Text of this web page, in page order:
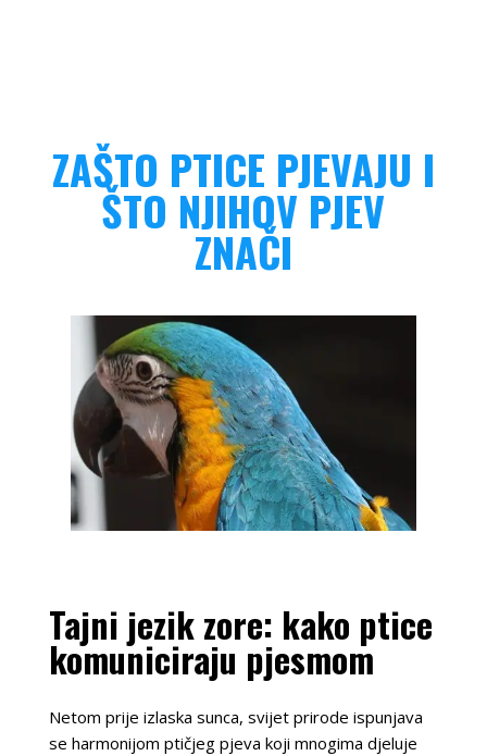
ZAŠTO PTICE PJEVAJU I
ŠTO NJIHOV PJEV
ZNAČI
Tajni jezik zore: kako ptice
komuniciraju pjesmom
Netom prije izlaska sunca, svijet prirode ispunjava
se harmonijom ptičjeg pjeva koji mnogima djeluje